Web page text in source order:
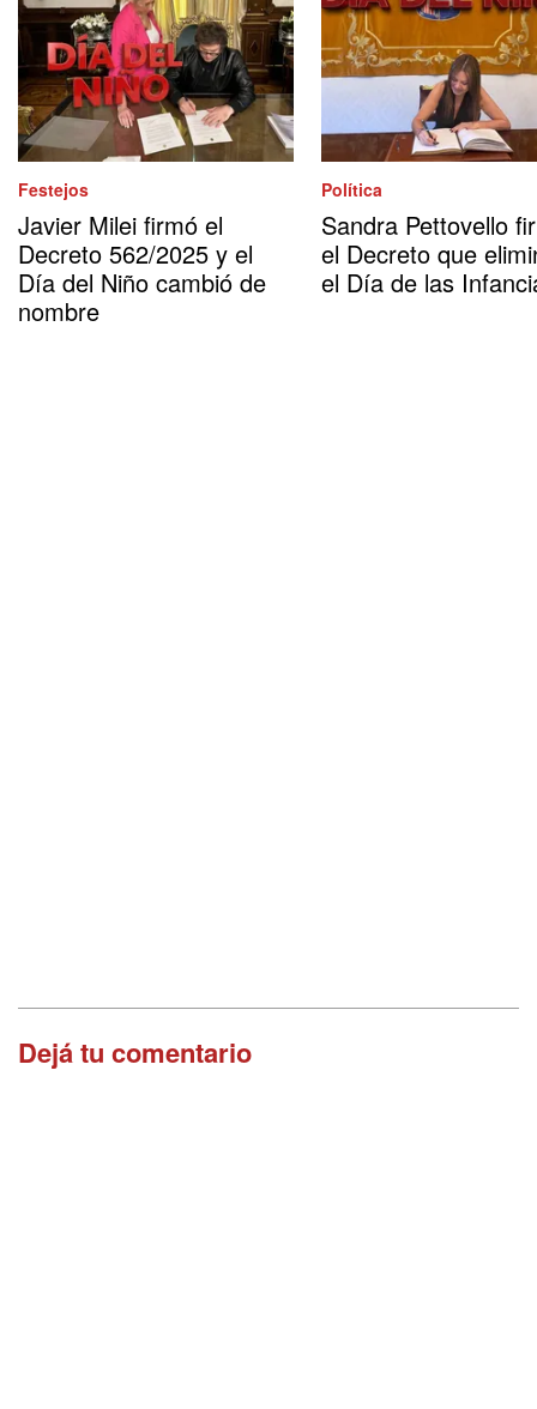
Festejos
Javier Milei firmó el
Decreto 562/2025 y el
Día del Niño cambió de
nombre
Política
Sandra Pettovello
el Decreto que
el Día de las
Dejá tu comentario